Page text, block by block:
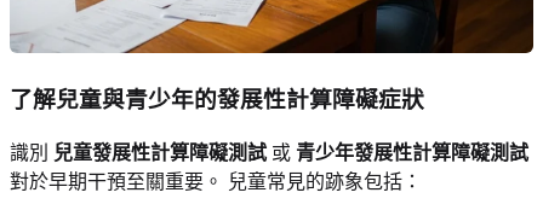
了解兒童與青少年的發展性計算障礙症狀
識別 兒童發展性計算障礙測試 或 青少年發展性計算障礙測試
對於早期干預至關重要。 兒童常見的跡象包括：